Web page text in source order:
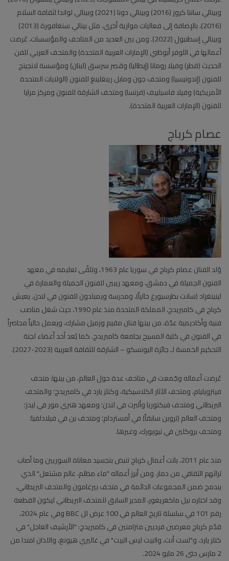
وبينالي سانتا كروز (2016) وبينالي دونا (2021) وبينالي لواندا لثقافة السلام
(2016)، بالإضافة إلى فعاليات موازية أخرى، مثل بينالي سنغافورة (2013)
وبينالي إسطنبول (2022). ومن بين العديد من المتاحف والمؤسسات، عُرضت
أعمالها في اللوفر أبوظبي (الإمارات العربية المتحدة) والمتحف العربي للفن
الحديث (قطر) وفيلا رومانا (إيطاليا) وقصر سرسق (لبنان) ومؤسسة لانجينج
للفنون (إندونيسيا) ومتحف جون ومابل رينغلينغ للفنون (الولايات المتحدة
الأمريكية) وفيلا فاسيلييف (فرنسا) ومتحف الشارقة للفنون ومركز مرايا
للفنون (الإمارات العربية المتحدة).
عصام كرباج
وُلد الفنان عصام كرباج في سوريا عام 1963، وتلقّى تعليمه في معهد
الفنون الجميلة في دمشق، ومعهد ريبين للفنون الجميلة والعمارة في
لينينغراد (سانت بطرسبورغ حالياً)، ومدرسة ويمبلدون للفنون في لندن. يعيش
كرباج في كامبريدج، المملكة المتحدة منذ عام 1990، حيث شغل مناصب
فنية وأكاديمية عدّة، من بينها فنان مقيم وزميل مشارك، ويعمل حالياً محاضراً
في الفنون في كلية المسيح بجامعة كامبريدج. كما يُعد أحد أعضاء لجنة
التحكيم الخمسة لـ جائزة اليونسكو – الشارقة للثقافة العربية (2023-2027).
عُرضت أعماله وجُمعت في متاحف عدة حول العالم، من بينها: متحف
فيتزويليام، ومتحف الآثار الكلاسيكية، وكتلز يارد في كامبريدج؛ والمتحف
البريطاني ومتحف فيكتوريا وألبرت في لندن؛ ومعهد هنري مور في ليدز؛
ومتحف العالم (تروبن سابقاً) في أمستردام؛ ومتحف بن في فيلادلفيا؛
ومتحف بروكلين في نيويورك، وغيرها.
منذ عام 2011، باتت أعمال كرباج تنبض بتجسيد معاناة السوريين وما أصاب
تراثهم الثقافي من دمار. ومن أبرز أعماله "ماء مظلم، عالم مشتعل" الذي
يندمج ضمن المجموعات الدائمة في متحف بيرغامون والمتحف البريطاني،
وقد اختاره نيل ماكغريغور، المدير السابق للمتحف البريطاني ليكون القطعة
رقم 101 في سلسلة تاريخ العالم في 100 عرض لل BBC وفي عام 2024،
قدّم كرباج معرضين فرديين متزامنين في كامبريدج: "الأرشيف العاجل" في
كتلز يارد، و"لست أنت، والبيت ليس البيت" في غاليري هيونغ، واللذان امتدا من
2 مارس حتى 26 مايو 2024.